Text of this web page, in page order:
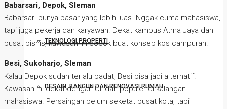
TEKNOLOGI PROPERTI
DESAIN, BANGUN DAN RENOVASI RUMAH
Babarsari, Depok, Sleman
Babarsari punya pasar yang lebih luas. Nggak cuma mahasiswa,
tapi juga pekerja dan karyawan. Dekat kampus Atma Jaya dan
pusat bisnis, kawasan ini cocok buat konsep kos campuran.
Besi, Sukoharjo, Sleman
Kalau Depok sudah terlalu padat, Besi bisa jadi alternatif.
Kawasan ini dekat dengan UII dan populer di kalangan
mahasiswa. Persaingan belum seketat pusat kota, tapi